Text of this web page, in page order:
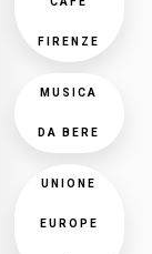
FIRENZE
MUSICA
DA BERE
UNIONE
EUROPE